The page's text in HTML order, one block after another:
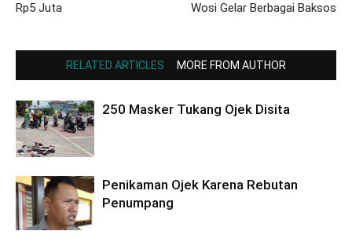
Rp5 Juta
Wosi Gelar Berbagai Baksos
RELATED ARTICLES MORE FROM AUTHOR
250 Masker Tukang Ojek Disita
Penikaman Ojek Karena Rebutan
Penumpang